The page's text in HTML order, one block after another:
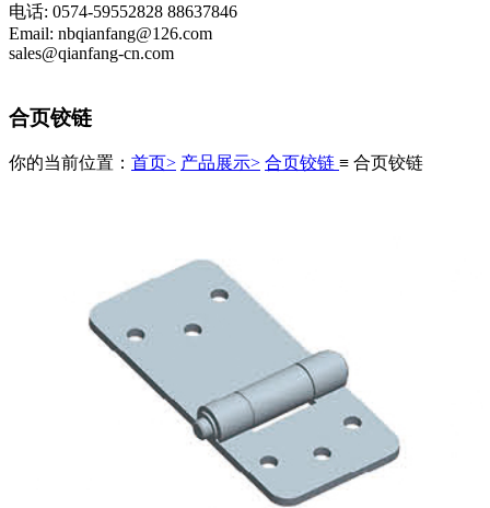
电话: 0574-59552828 88637846
Email: nbqianfang@126.com
sales@qianfang-cn.com
合页铰链
你的当前位置： 首页> 产品展示> 合页铰链 ≡ 合页铰链